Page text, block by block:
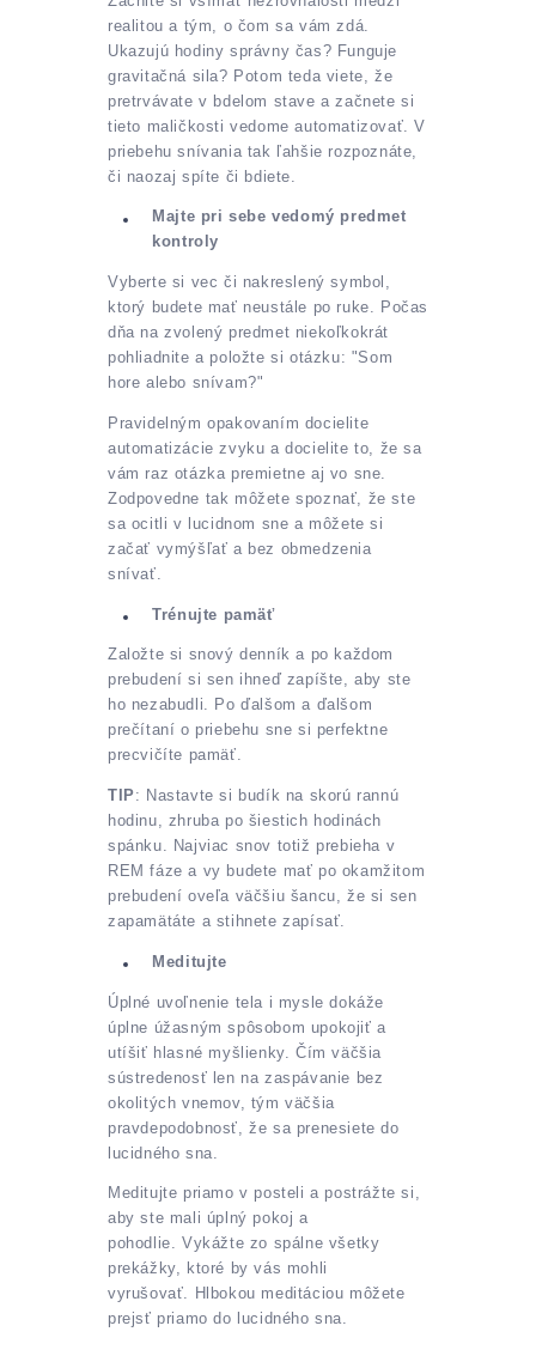
realitou a tým, o čom sa vám zdá.
Ukazujú hodiny správny čas? Funguje
gravitačná sila? Potom teda viete, že
pretrvávate v bdelom stave a začnete si
tieto maličkosti vedome automatizovať. V
priebehu snívania tak ľahšie rozpoznáte,
či naozaj spíte či bdiete.
Majte pri sebe vedomý predmet
kontroly
Vyberte si vec či nakreslený symbol,
ktorý budete mať neustále po ruke. Počas
dňa na zvolený predmet niekoľkokrát
pohliadnite a položte si otázku: "Som
hore alebo snívam?"
Pravidelným opakovaním docielite
automatizácie zvyku a docielite to, že sa
vám raz otázka premietne aj vo sne.
Zodpovedne tak môžete spoznať, že ste
sa ocitli v lucidnom sne a môžete si
začať vymýšľať a bez obmedzenia
snívať.
Trénujte pamäť
Založte si snový denník a po každom
prebudení si sen ihneď zapíšte, aby ste
ho nezabudli. Po ďalšom a ďalšom
prečítaní o priebehu sne si perfektne
precvičíte pamäť.
TIP : Nastavte si budík na skorú rannú
hodinu, zhruba po šiestich hodinách
spánku. Najviac snov totiž prebieha v
REM fáze a vy budete mať po okamžitom
prebudení oveľa väčšiu šancu, že si sen
zapamätáte a stihnete zapísať.
Meditujte
Úplné uvoľnenie tela i mysle dokáže
úplne úžasným spôsobom upokojiť a
utíšiť hlasné myšlienky. Čím väčšia
sústredenosť len na zaspávanie bez
okolitých vnemov, tým väčšia
pravdepodobnosť, že sa prenesiete do
lucidného sna.
Meditujte priamo v posteli a postrážte si,
aby ste mali úplný pokoj a
pohodlie. Vykážte zo spálne všetky
prekážky, ktoré by vás mohli
vyrušovať. Hlbokou meditáciou môžete
prejsť priamo do lucidného sna.